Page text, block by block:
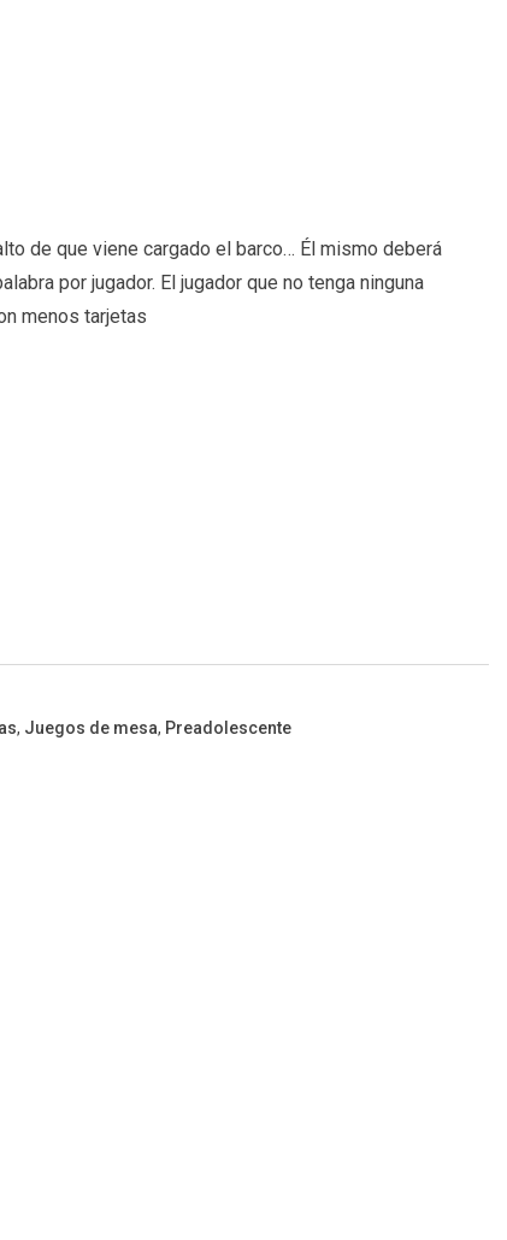
de que viene cargado el barco… Él mismo deberá
por jugador. El jugador que no tenga ninguna
menos tarjetas
, Juegos de mesa, Preadolescente